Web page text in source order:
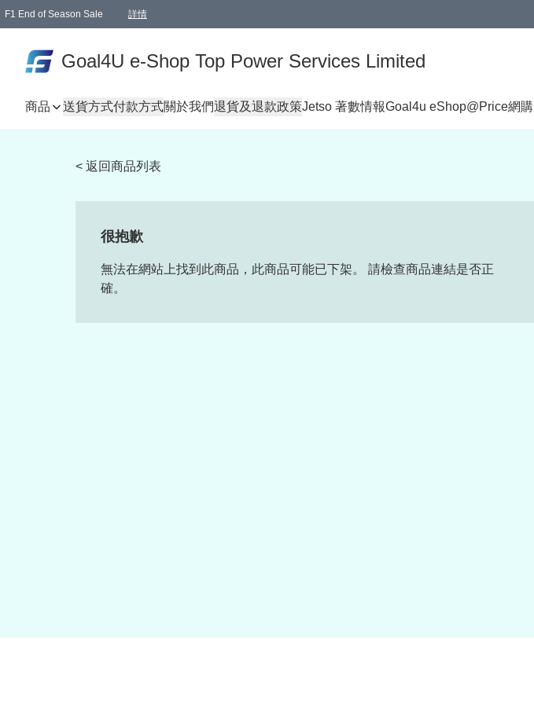
F1 End of Season Sale 詳情
Goal4U e-Shop Top Power Services Limited
商品 送貨方式付款方式關於我們退貨及退款政策Jetso 著數情報Goal4u eShop@Price網購
< 返回商品列表
很抱歉
無法在網站上找到此商品，此商品可能已下架。 請檢查商品連結是否正
確。